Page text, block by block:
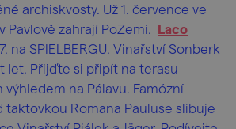
archiskvosty. Už 1. července ve
v Pavlově zahrají PoZemi. Laco
na SPIELBERGU. Vinařství Sonberk
let. Přijďte si připít na terasu
na Pálavu. Famózní
taktovkou Romana Pauluse slibuje